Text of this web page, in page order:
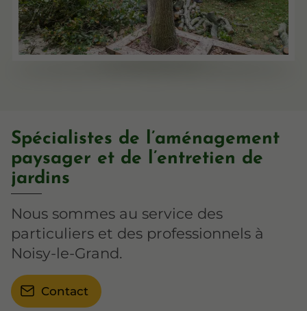
Spécialistes de l’aménagement
paysager et de l’entretien de
jardins
Nous sommes au service des
particuliers et des professionnels à
Noisy-le-Grand.
Contact